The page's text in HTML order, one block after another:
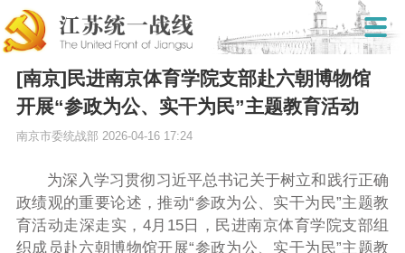
[南京]民进南京体育学院支部赴六朝博物馆
开展“参政为公、实干为民”主题教育活动
南京市委统战部 2026-04-16 17:24
为深入学习贯彻习近平总书记关于树立和践行正确
政绩观的重要论述，推动“参政为公、实干为民”主题教
育活动走深走实，4月15日，民进南京体育学院支部组
织成员赴六朝博物馆开展“参政为公、实干为民”主题教